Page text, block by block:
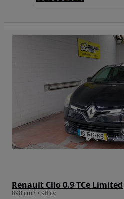
Renault Clio 0.9 TCe Limited
898 cm3 • 90 cv